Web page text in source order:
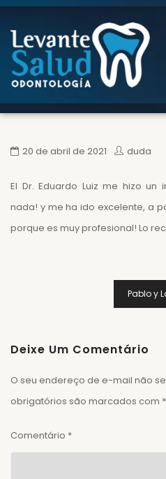
20 de abril de 2021 duda
El Dr. Eduardo Luiz me hizo
nada! y me ha ido excelente, a
porque es muy profesional! Lo
Pablo y
Deixe Um Comentário
O seu endereço de e-mail não
obrigatórios são marcados com *
Comentário *